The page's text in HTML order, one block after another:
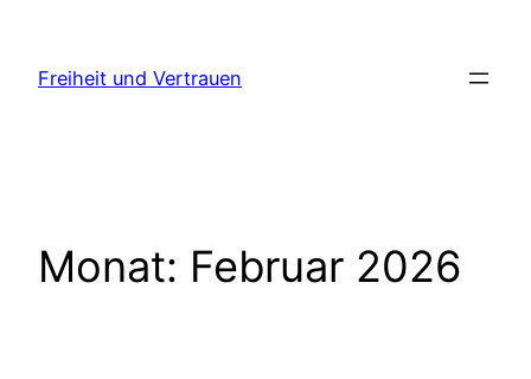
springen
Freiheit und Vertrauen
Monat: Februar 2026